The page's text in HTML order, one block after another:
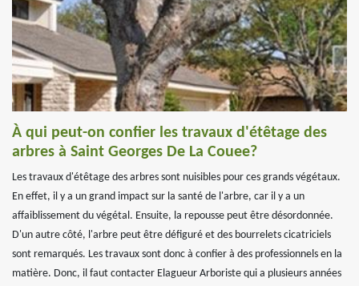
À qui peut-on confier les travaux d'étêtage des
arbres à Saint Georges De La Couee?
Les travaux d'étêtage des arbres sont nuisibles pour ces grands végétaux.
En effet, il y a un grand impact sur la santé de l'arbre, car il y a un
affaiblissement du végétal. Ensuite, la repousse peut être désordonnée.
D'un autre côté, l'arbre peut être défiguré et des bourrelets cicatriciels
sont remarqués. Les travaux sont donc à confier à des professionnels en la
matière. Donc, il faut contacter Elagueur Arboriste qui a plusieurs années